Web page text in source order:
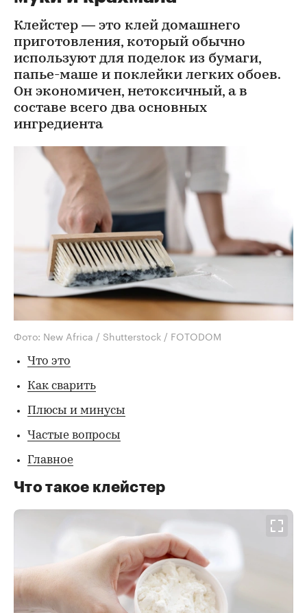
Клейстер — это клей домашнего
приготовления, который обычно
используют для поделок из бумаги,
папье-маше и поклейки легких обоев.
Он экономичен, нетоксичный, а в
составе всего два основных
ингредиента
Фото: New Africa / Shutterstock / FOTODOM
Что это
Как сварить
Плюсы и минусы
Частые вопросы
Главное
Что такое клейстер